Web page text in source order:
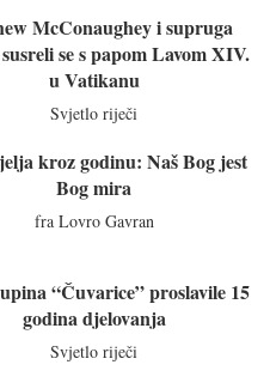
McConaughey i supruga
se s papom Lavom XIV.
u Vatikanu
Svjetlo riječi
kroz godinu: Naš Bog jest
Bog mira
fra Lovro Gavran
“Čuvarice” proslavile 15
godina djelovanja
Svjetlo riječi